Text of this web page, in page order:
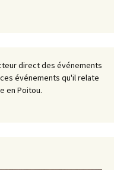
direct des événements
événements qu'il relate
en Poitou.